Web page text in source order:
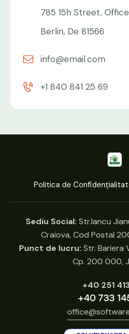
785 15h Street,
Berlin, De 81566
info@email.com
+1 840 841 25 69
Politica de
Sediu Social: Str.Iancu
Craiova, Cod Postal
Punct de lucru: Str. Bariera
Cp. 200 000,
+40 251
+40 733